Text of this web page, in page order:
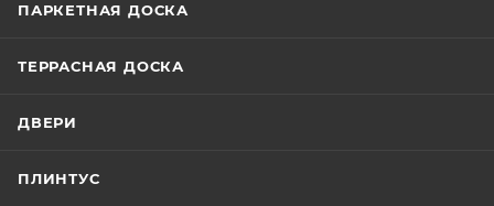
ПАРКЕТНАЯ ДОСКА
ТЕРРАСНАЯ ДОСКА
ДВЕРИ
ПЛИНТУС